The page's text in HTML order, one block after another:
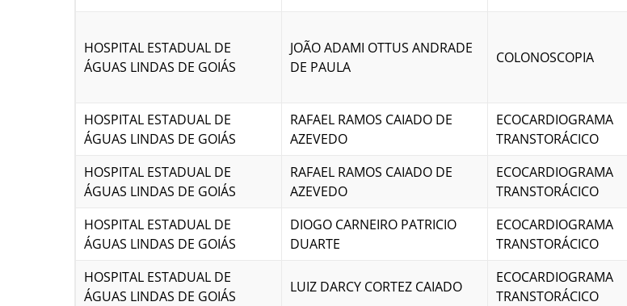
HOSPITAL ESTADUAL DE
ÁGUAS LINDAS DE GOIÁS
JOÃO ADAMI OTTUS ANDRADE
DE PAULA
COLONOSCOPIA
HOSPITAL ESTADUAL DE
ÁGUAS LINDAS DE GOIÁS
RAFAEL RAMOS CAIADO DE
AZEVEDO
ECOCARDIOGRAMA
TRANSTORÁCICO
HOSPITAL ESTADUAL DE
ÁGUAS LINDAS DE GOIÁS
RAFAEL RAMOS CAIADO DE
AZEVEDO
ECOCARDIOGRAMA
TRANSTORÁCICO
HOSPITAL ESTADUAL DE
ÁGUAS LINDAS DE GOIÁS
DIOGO CARNEIRO PATRICIO
DUARTE
ECOCARDIOGRAMA
TRANSTORÁCICO
HOSPITAL ESTADUAL DE
ÁGUAS LINDAS DE GOIÁS
LUIZ DARCY CORTEZ CAIADO
ECOCARDIOGRAMA
TRANSTORÁCICO